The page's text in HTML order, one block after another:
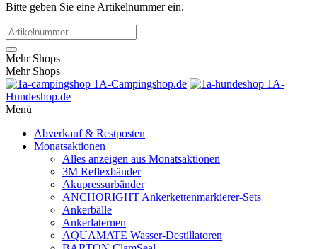
Bitte geben Sie eine Artikelnummer ein.
Mehr Shops
Mehr Shops
1A-Campingshop.de
1A-
Hundeshop.de
Menü
Abverkauf & Restposten
Monatsaktionen
Alles anzeigen aus Monatsaktionen
3M Reflexbänder
Akupressurbänder
ANCHORIGHT Ankerkettenmarkierer-Sets
Ankerbälle
Ankerlaternen
AQUAMATE Wasser-Destillatoren